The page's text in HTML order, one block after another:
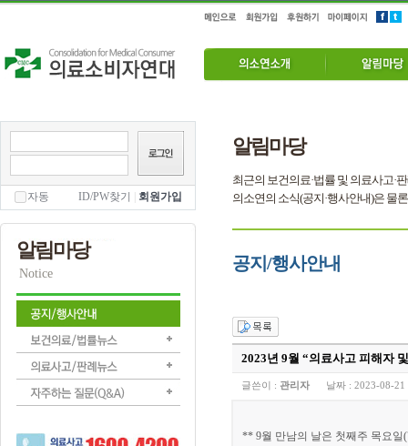
자동 ID/PW찾기 회원가입
알림마당
Notice
알림마당
최근의 보건의료·법률 및 의료사고·
의소연의 소식(공지·행사안내)은 물
공지/행사안내
2023년 9월 “의료사고 피해자
글쓴이 : 관리자 날짜 : 2023-08-21
** 9월 만남의 날은 첫째주 목요일